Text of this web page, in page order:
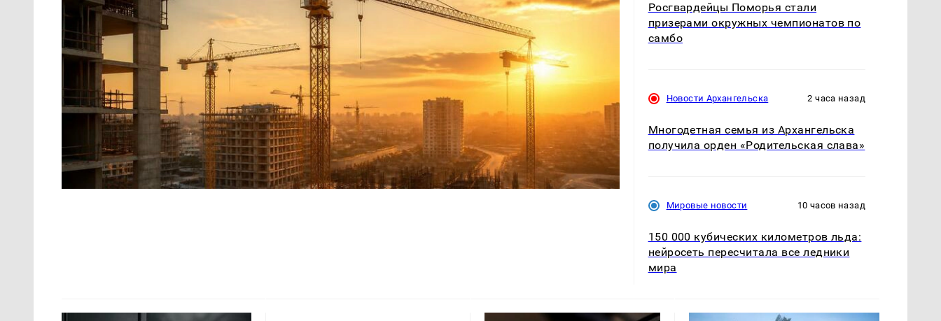
Росгвардейцы Поморья стали
призерами окружных чемпионатов по
самбо
Новости Архангельска 2 часа назад
Многодетная семья из Архангельска
получила орден «Родительская слава»
Мировые новости 10 часов назад
150 000 кубических километров льда:
нейросеть пересчитала все ледники
мира